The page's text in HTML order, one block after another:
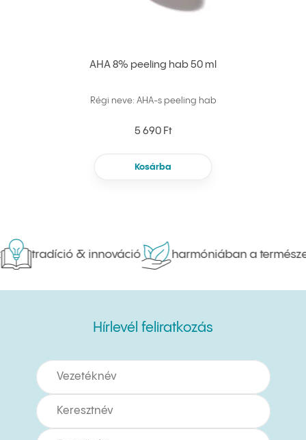
AHA 8% peeling hab 50 ml
Régi neve: AHA-s peeling hab
5 690 Ft
Kosárba
tradíció & innováció harmóniában a
Hírlevél feliratkozásHírlevél feliratkozás